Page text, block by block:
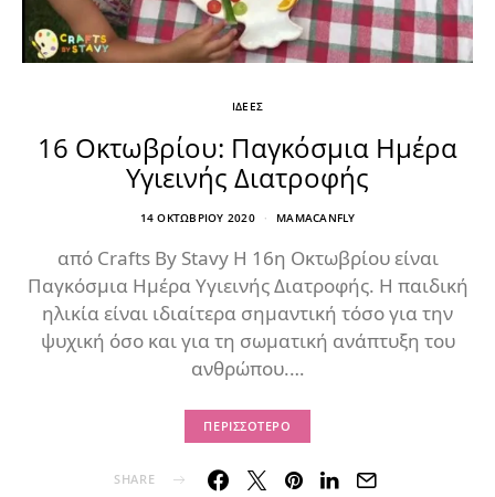
ΙΔΕΕΣ
16 Οκτωβρίου: Παγκόσμια Ημέρα
Υγιεινής Διατροφής
14 ΟΚΤΩΒΡΊΟΥ 2020 MAMACANFLY
από Crafts By Stavy Η 16η Οκτωβρίου είναι
Παγκόσμια Ημέρα Υγιεινής Διατροφής. Η παιδική
ηλικία είναι ιδιαίτερα σημαντική τόσο για την
ψυχική όσο και για τη σωματική ανάπτυξη του
ανθρώπου.…
ΠΕΡΙΣΣΌΤΕΡΟ
SHARE